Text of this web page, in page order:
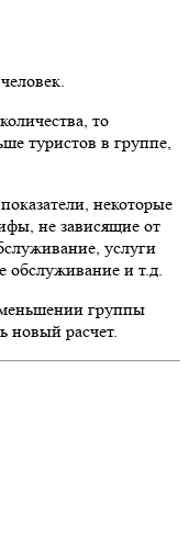
то
туристов в группе,
некоторые
не зависящие от
услуги
обслуживание и т.д.
группы
новый расчет.